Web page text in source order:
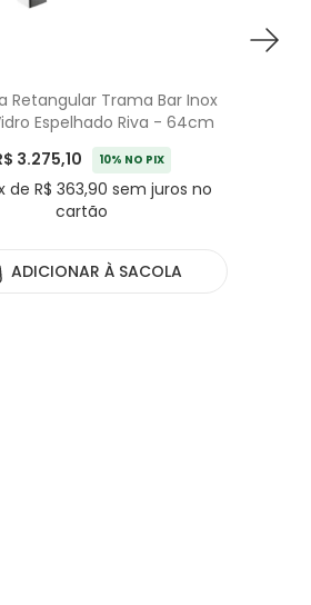
Retangular Trama Bar Inox
Espelhado Riva - 64cm
3.275,10
10% NO PIX
de R$ 363,90 sem juros no
cartão
ADICIONAR À SACOLA